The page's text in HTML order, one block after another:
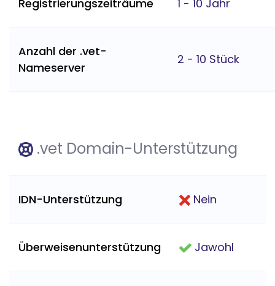
Registrierungszeiträume 1 - 10 Jahr
Anzahl der .vet-
Nameserver
2 - 10 Stück
.vet Domain-Unterstützung
IDN-Unterstützung Nein
Überweisenunterstützung Jawohl